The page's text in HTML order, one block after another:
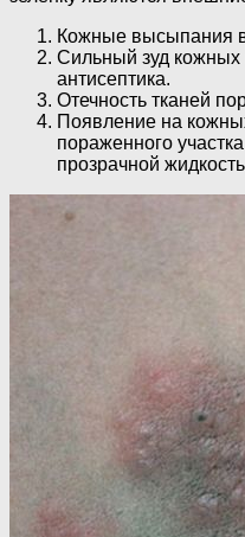
Кожные высыпания
Сильный зуд кожных
антисептика.
Отечность тканей
Появление на
пораженного
прозрачной